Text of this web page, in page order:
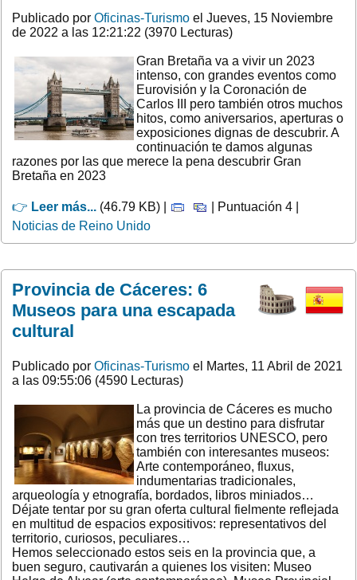
Publicado por Oficinas-Turismo el Jueves, 15 Noviembre
de 2022 a las 12:21:22 (3970 Lecturas)
Gran Bretaña va a vivir un 2023
intenso, con grandes eventos como
Eurovisión y la Coronación de
Carlos III pero también otros muchos
hitos, como aniversarios, aperturas o
exposiciones dignas de descubrir. A
continuación te damos algunas
razones por las que merece la pena descubrir Gran
Bretaña en 2023
👉 Leer más... (46.79 KB) |
| Puntuación 4 |
Noticias de Reino Unido
Provincia de Cáceres: 6
Museos para una escapada
cultural
Publicado por Oficinas-Turismo el Martes, 11 Abril de 2021
a las 09:55:06 (4590 Lecturas)
La provincia de Cáceres es mucho
más que un destino para disfrutar
con tres territorios UNESCO, pero
también con interesantes museos:
Arte contemporáneo, fluxus,
indumentarias tradicionales,
arqueología y etnografía, bordados, libros miniados…
Déjate tentar por su gran oferta cultural fielmente reflejada
en multitud de espacios expositivos: representativos del
territorio, curiosos, peculiares…
Hemos seleccionado estos seis en la provincia que, a
buen seguro, cautivarán a quienes los visiten: Museo